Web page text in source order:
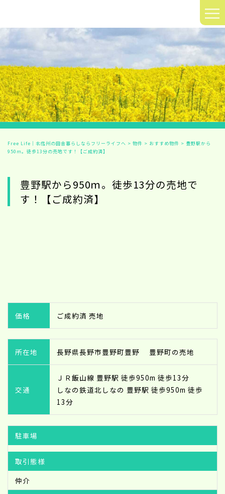
≡
Free Life｜北信州の田舎暮らしならフリーライフへ > 物件 > おすすめ物件 > 豊野駅から
950ｍ。徒歩13分の売地です！【ご成約済】
豊野駅から950ｍ。徒歩13分の売地で
す！【ご成約済】
価格 ご成約済 売地
所在地 長野県長野市豊野町豊野 豊野町の売地
交通
ＪＲ飯山線 豊野駅 徒歩950m 徒歩13分
しなの鉄道北しなの 豊野駅 徒歩950m 徒歩
13分
駐車場
取引態様
仲介